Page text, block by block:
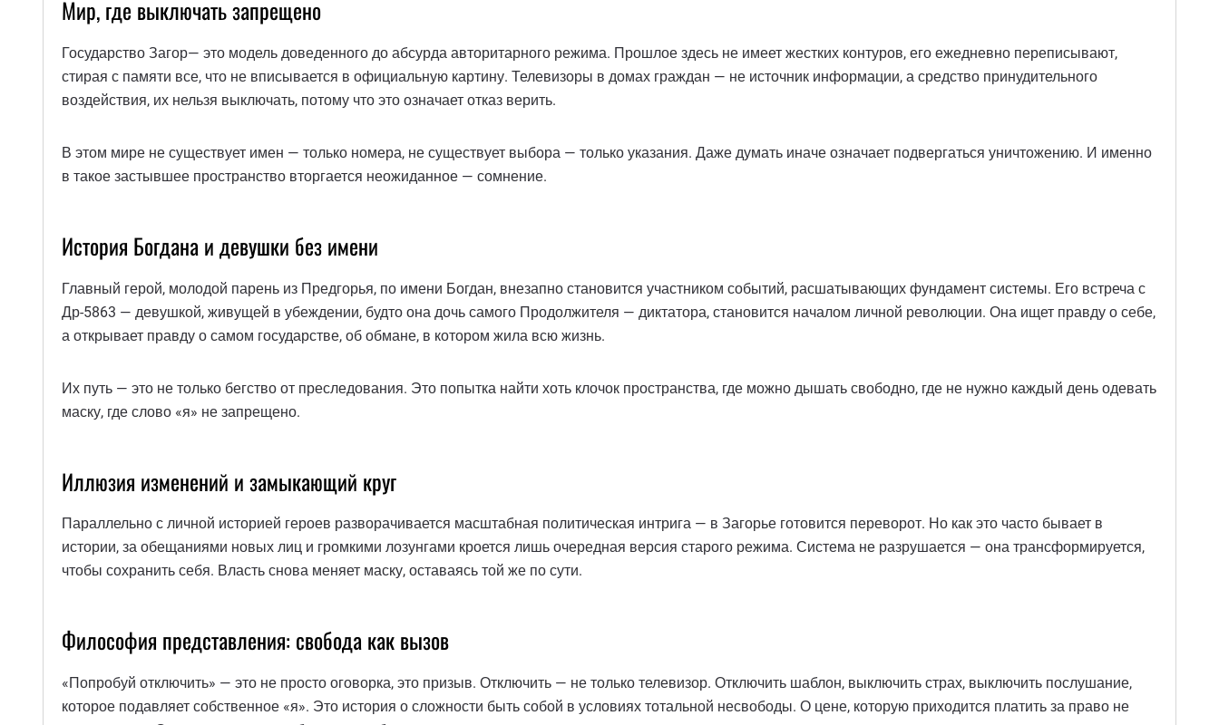
Мир, где выключать запрещено
Государство Загор— это модель доведенного до абсурда авторитарного режима. Прошлое здесь не имеет жестких контуров, его ежедневно переписывают,
стирая с памяти все, что не вписывается в официальную картину. Телевизоры в домах граждан — не источник информации, а средство принудительного
воздействия, их нельзя выключать, потому что это означает отказ верить.
В этом мире не существует имен — только номера, не существует выбора — только указания. Даже думать иначе означает подвергаться уничтожению. И именно
в такое застывшее пространство вторгается неожиданное — сомнение.
История Богдана и девушки без имени
Главный герой, молодой парень из Предгорья, по имени Богдан, внезапно становится участником событий, расшатывающих фундамент системы. Его встреча с
Др-5863 — девушкой, живущей в убеждении, будто она дочь самого Продолжителя — диктатора, становится началом личной революции. Она ищет правду о себе,
а открывает правду о самом государстве, об обмане, в котором жила всю жизнь.
Их путь — это не только бегство от преследования. Это попытка найти хоть клочок пространства, где можно дышать свободно, где не нужно каждый день одевать
маску, где слово «я» не запрещено.
Иллюзия изменений и замыкающий круг
Параллельно с личной историей героев разворачивается масштабная политическая интрига — в Загорье готовится переворот. Но как это часто бывает в
истории, за обещаниями новых лиц и громкими лозунгами кроется лишь очередная версия старого режима. Система не разрушается — она трансформируется,
чтобы сохранить себя. Власть снова меняет маску, оставаясь той же по сути.
Философия представления: свобода как вызов
«Попробуй отключить» — это не просто оговорка, это призыв. Отключить — не только телевизор. Отключить шаблон, выключить страх, выключить послушание,
которое подавляет собственное «я». Это история о сложности быть собой в условиях тотальной несвободы. О цене, которую приходится платить за право не